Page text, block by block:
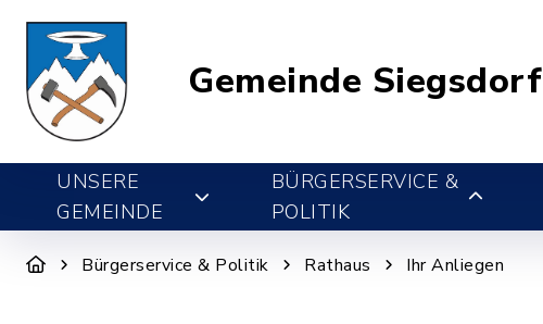
Gemeinde Siegsdorf
UNSERE
GEMEINDE
BÜRGERSERVICE &
POLITIK
Bürgerservice & Politik Rathaus Ihr Anliegen